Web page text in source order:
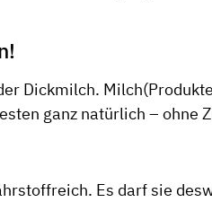
Dickmilch.
ganz natürlich – ohne
Es darf sie